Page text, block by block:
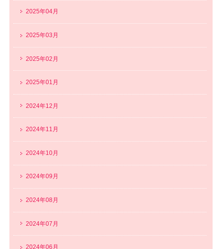
2025年04月
2025年03月
2025年02月
2025年01月
2024年12月
2024年11月
2024年10月
2024年09月
2024年08月
2024年07月
2024年06月